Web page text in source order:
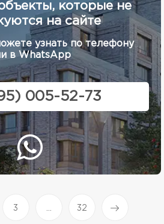
которые не
на сайте
узнать по телефону
в WhatsApp
005-52-73
3 32